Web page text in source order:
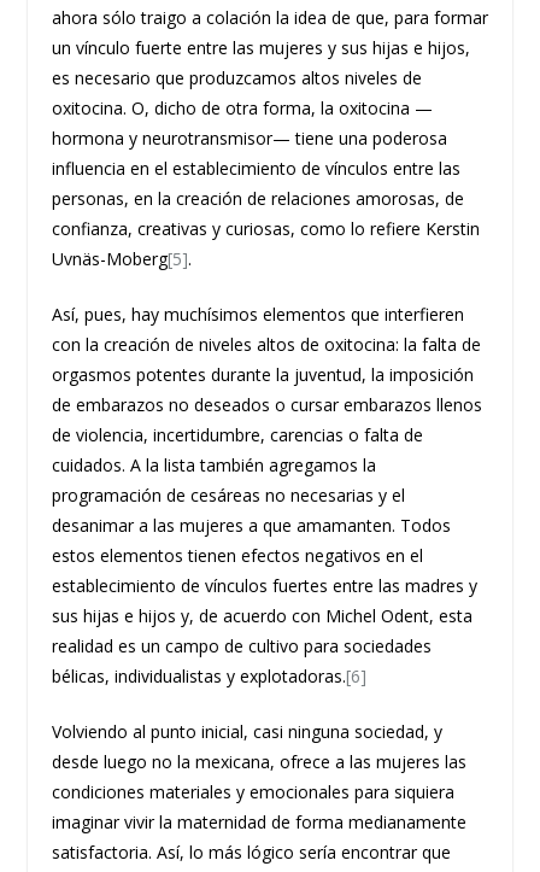
ahora sólo traigo a colación la idea de que, para formar
un vínculo fuerte entre las mujeres y sus hijas e hijos,
es necesario que produzcamos altos niveles de
oxitocina. O, dicho de otra forma, la oxitocina —
hormona y neurotransmisor— tiene una poderosa
influencia en el establecimiento de vínculos entre las
personas, en la creación de relaciones amorosas, de
confianza, creativas y curiosas, como lo refiere Kerstin
Uvnäs-Moberg[5].
Así, pues, hay muchísimos elementos que interfieren
con la creación de niveles altos de oxitocina: la falta de
orgasmos potentes durante la juventud, la imposición
de embarazos no deseados o cursar embarazos llenos
de violencia, incertidumbre, carencias o falta de
cuidados. A la lista también agregamos la
programación de cesáreas no necesarias y el
desanimar a las mujeres a que amamanten. Todos
estos elementos tienen efectos negativos en el
establecimiento de vínculos fuertes entre las madres y
sus hijas e hijos y, de acuerdo con Michel Odent, esta
realidad es un campo de cultivo para sociedades
bélicas, individualistas y explotadoras.[6]
Volviendo al punto inicial, casi ninguna sociedad, y
desde luego no la mexicana, ofrece a las mujeres las
condiciones materiales y emocionales para siquiera
imaginar vivir la maternidad de forma medianamente
satisfactoria. Así, lo más lógico sería encontrar que